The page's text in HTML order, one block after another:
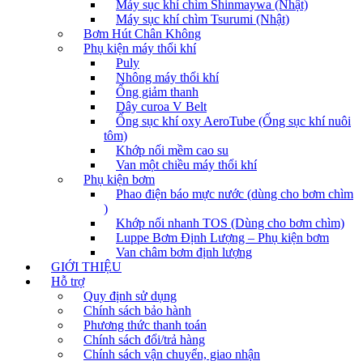
Máy sục khí chìm Shinmaywa (Nhật)
Máy sục khí chìm Tsurumi (Nhật)
Bơm Hút Chân Không
Phụ kiện máy thổi khí
Puly
Nhông máy thổi khí
Ống giảm thanh
Dây curoa V Belt
Ống sục khí oxy AeroTube (Ống sục khí nuôi
tôm)
Khớp nối mềm cao su
Van một chiều máy thổi khí
Phụ kiện bơm
Phao điện báo mực nước (dùng cho bơm chìm
)
Khớp nối nhanh TOS (Dùng cho bơm chìm)
Luppe Bơm Định Lượng – Phụ kiện bơm
Van châm bơm định lượng
GIỚI THIỆU
Hỗ trợ
Quy định sử dụng
Chính sách bảo hành
Phương thức thanh toán
Chính sách đổi/trả hàng
Chính sách vận chuyển, giao nhận